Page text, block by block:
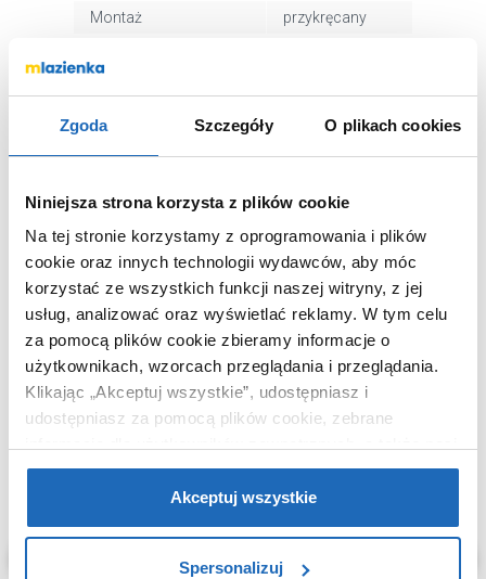
Zgoda Szczegóły O plikach cookies
Niniejsza strona korzysta z plików cookie
Na tej stronie korzystamy z oprogramowania i plików
cookie oraz innych technologii wydawców, aby móc
korzystać ze wszystkich funkcji naszej witryny, z jej
usług, analizować oraz wyświetlać reklamy. W tym celu
za pomocą plików cookie zbieramy informacje o
użytkownikach, wzorcach przeglądania i przeglądania.
Klikając „Akceptuj wszystkie”, udostępniasz i
udostępniasz za pomocą plików cookie, zebrane
partnerzy reklamowi.Jeśli chcesz, włącz „Tylko
wymagane pliki cookie”.Pamiętaj jednak, że
zablokowane niektóre pliki cookie mogą mieć wpływ na
Akceptuj wszystkie
Spersonalizuj
Montaż
przykręcany
Waga z opakowaniem
1,00 kg
KUPOWANE Z